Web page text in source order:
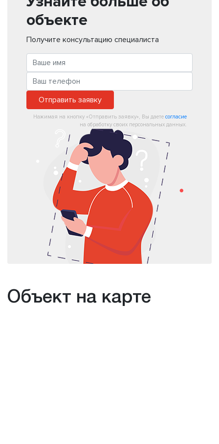
объекте
Получите консультацию специалиста
Отправить заявку
Нажимая на кнопку «Отправить заявку», Вы даете согласие
на обработку своих персональных данных.
Объект на карте